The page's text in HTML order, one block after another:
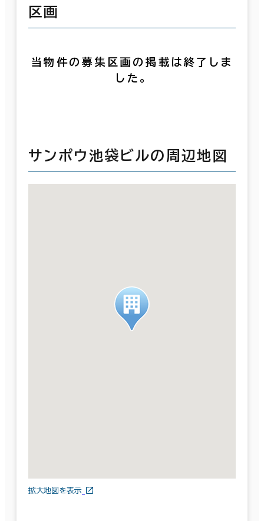
区画
当物件の募集区画の掲載は終了しま
した。
サンポウ池袋ビルの周辺地図
拡大地図を表示